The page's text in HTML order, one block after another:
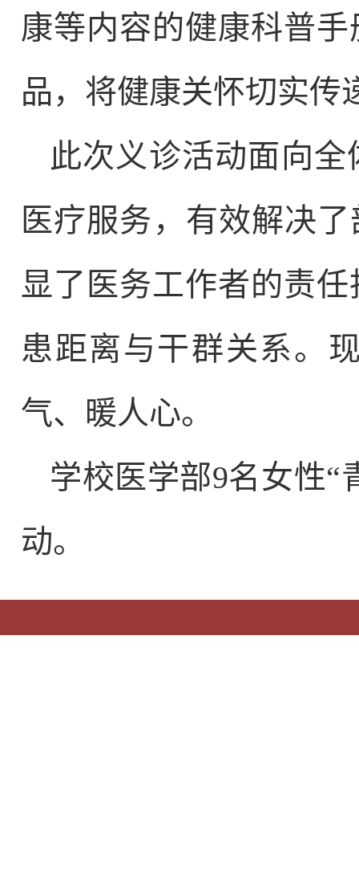
康等内容的健康科普
品，将健康关怀切实传
此次义诊活动面向
医疗服务，有效解决
显了医务工作者的责
患距离与干群关系。
气、暖人心。
学校医学部9名女性“
动。